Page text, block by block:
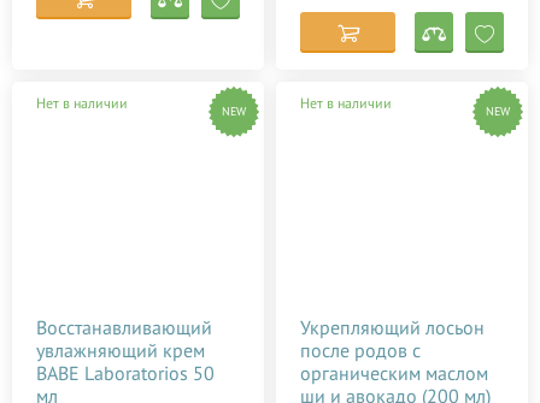
Нет в наличии NEW
Восстанавливающий
увлажняющий крем
BABE Laboratorios 50
мл
Нет в наличии NEW
Укрепляющий лосьон
после родов с
органическим маслом
ши и авокадо (200 мл)